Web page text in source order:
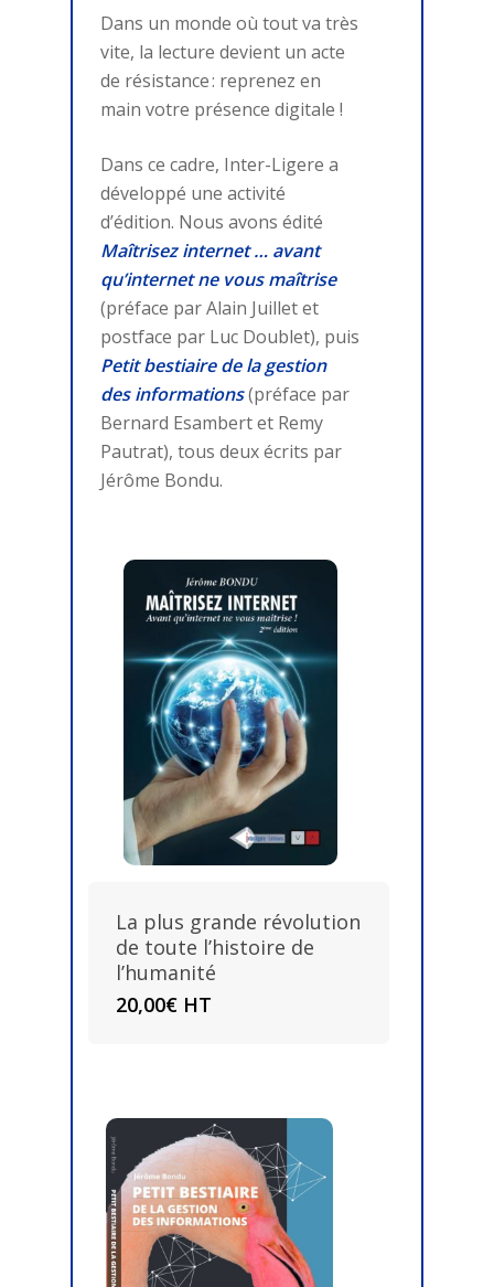
Dans un monde où tout va très
vite, la lecture devient un acte
de résistance : reprenez en
main votre présence digitale !
Dans ce cadre, Inter-Ligere a
développé une activité
d’édition. Nous avons édité
Maîtrisez internet … avant
qu’internet ne vous maîtrise
(préface par Alain Juillet et
postface par Luc Doublet), puis
Petit bestiaire de la gestion
des informations(préface par
Bernard Esambert et Remy
Pautrat), tous deux écrits par
Jérôme Bondu.
La plus grande révolution
de toute l’histoire de
l’humanité
20,00€ HT